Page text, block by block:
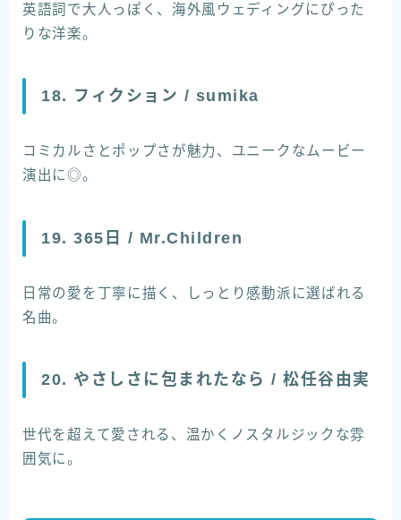
英語詞で大人っぽく、海外風ウェディングにぴった
りな洋楽。
18. フィクション / sumika
コミカルさとポップさが魅力、ユニークなムービー
演出に◎。
19. 365日 / Mr.Children
日常の愛を丁寧に描く、しっとり感動派に選ばれる
名曲。
20. やさしさに包まれたなら / 松任谷由実
世代を超えて愛される、温かくノスタルジックな雰
囲気に。